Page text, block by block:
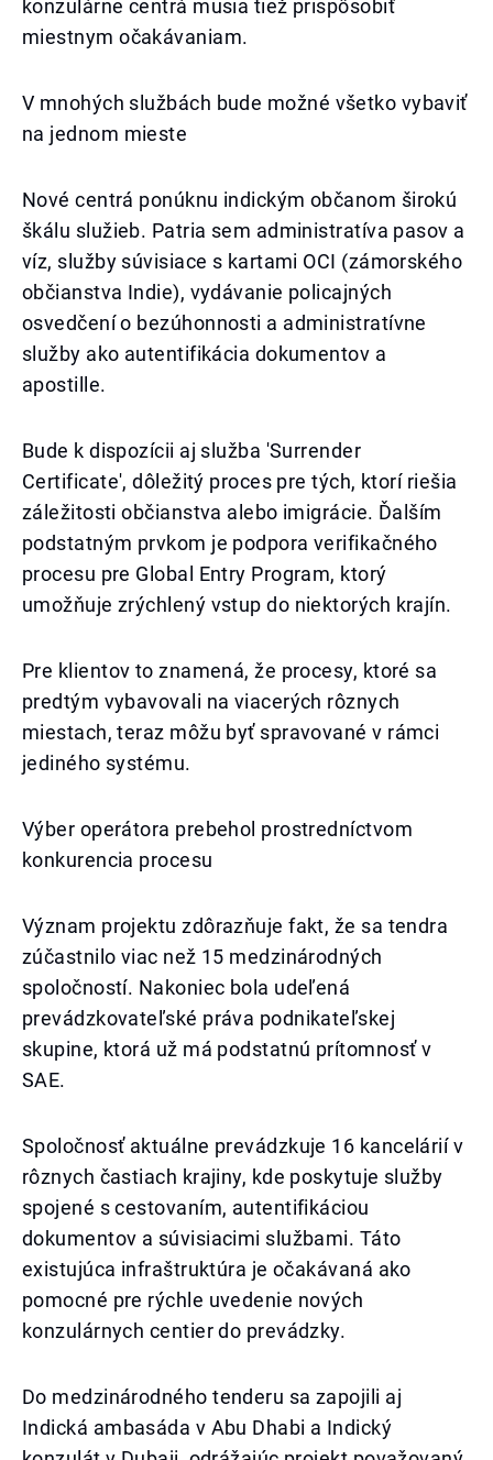
konzulárne centrá musia tiež prispôsobiť
miestnym očakávaniam.
V mnohých službách bude možné všetko vybaviť
na jednom mieste
Nové centrá ponúknu indickým občanom širokú
škálu služieb. Patria sem administratíva pasov a
víz, služby súvisiace s kartami OCI (zámorského
občianstva Indie), vydávanie policajných
osvedčení o bezúhonnosti a administratívne
služby ako autentifikácia dokumentov a
apostille.
Bude k dispozícii aj služba 'Surrender
Certificate', dôležitý proces pre tých, ktorí riešia
záležitosti občianstva alebo imigrácie. Ďalším
podstatným prvkom je podpora verifikačného
procesu pre Global Entry Program, ktorý
umožňuje zrýchlený vstup do niektorých krajín.
Pre klientov to znamená, že procesy, ktoré sa
predtým vybavovali na viacerých rôznych
miestach, teraz môžu byť spravované v rámci
jediného systému.
Výber operátora prebehol prostredníctvom
konkurencia procesu
Význam projektu zdôrazňuje fakt, že sa tendra
zúčastnilo viac než 15 medzinárodných
spoločností. Nakoniec bola udeľená
prevádzkovateľské práva podnikateľskej
skupine, ktorá už má podstatnú prítomnosť v
SAE.
Spoločnosť aktuálne prevádzkuje 16 kancelárií v
rôznych častiach krajiny, kde poskytuje služby
spojené s cestovaním, autentifikáciou
dokumentov a súvisiacimi službami. Táto
existujúca infraštruktúra je očakávaná ako
pomocné pre rýchle uvedenie nových
konzulárnych centier do prevádzky.
Do medzinárodného tenderu sa zapojili aj
Indická ambasáda v Abu Dhabi a Indický